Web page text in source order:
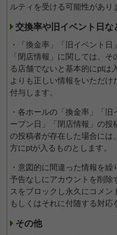
ルティを受ける可能性があり
交換率や旧イベント日な
・「換金率」「旧イベント日
「閉店情報」に関しては、
る店舗でないと基本的にptは
よりも正しい情報をいただけ
付与します。
・各ホールの「換金率」「
ープン日」「閉店情報」の投
の投稿者が存在した場合には
方にptが入るものとします。
・意図的に間違った情報を
予告なしにアカウントを削除
スをブロックし永久にコメン
もしくはそれに付随する対応
その他